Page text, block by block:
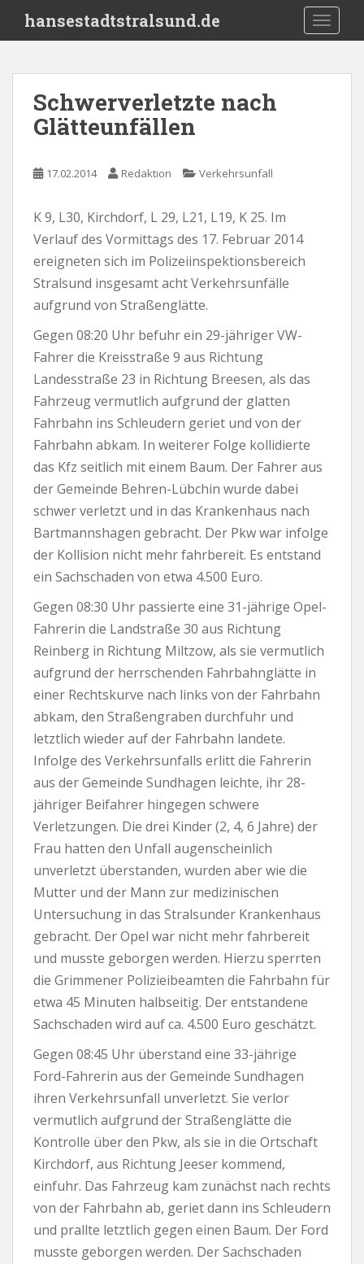
i
hansestadtstralsund.de
Schwerverletzte nach
Glätteunfällen
17.02.2014 Redaktion Verkehrsunfall
K 9, L30, Kirchdorf, L 29, L21, L19, K 25. Im
Verlauf des Vormittags des 17. Februar 2014
ereigneten sich im Polizeiinspektionsbereich
Stralsund insgesamt acht Verkehrsunfälle
aufgrund von Straßenglätte.
Gegen 08:20 Uhr befuhr ein 29-jähriger VW-
Fahrer die Kreisstraße 9 aus Richtung
Landesstraße 23 in Richtung Breesen, als das
Fahrzeug vermutlich aufgrund der glatten
Fahrbahn ins Schleudern geriet und von der
Fahrbahn abkam. In weiterer Folge kollidierte
das Kfz seitlich mit einem Baum. Der Fahrer aus
der Gemeinde Behren-Lübchin wurde dabei
schwer verletzt und in das Krankenhaus nach
Bartmannshagen gebracht. Der Pkw war infolge
der Kollision nicht mehr fahrbereit. Es entstand
ein Sachschaden von etwa 4.500 Euro.
Gegen 08:30 Uhr passierte eine 31-jährige Opel-
Fahrerin die Landstraße 30 aus Richtung
Reinberg in Richtung Miltzow, als sie vermutlich
aufgrund der herrschenden Fahrbahnglätte in
einer Rechtskurve nach links von der Fahrbahn
abkam, den Straßengraben durchfuhr und
letztlich wieder auf der Fahrbahn landete.
Infolge des Verkehrsunfalls erlitt die Fahrerin
aus der Gemeinde Sundhagen leichte, ihr 28-
jähriger Beifahrer hingegen schwere
Verletzungen. Die drei Kinder (2, 4, 6 Jahre) der
Frau hatten den Unfall augenscheinlich
unverletzt überstanden, wurden aber wie die
Mutter und der Mann zur medizinischen
Untersuchung in das Stralsunder Krankenhaus
gebracht. Der Opel war nicht mehr fahrbereit
und musste geborgen werden. Hierzu sperrten
die Grimmener Polizieibeamten die Fahrbahn für
etwa 45 Minuten halbseitig. Der entstandene
Sachschaden wird auf ca. 4.500 Euro geschätzt.
Gegen 08:45 Uhr überstand eine 33-jährige
Ford-Fahrerin aus der Gemeinde Sundhagen
ihren Verkehrsunfall unverletzt. Sie verlor
vermutlich aufgrund der Straßenglätte die
Kontrolle über den Pkw, als sie in die Ortschaft
Kirchdorf, aus Richtung Jeeser kommend,
einfuhr. Das Fahrzeug kam zunächst nach rechts
von der Fahrbahn ab, geriet dann ins Schleudern
und prallte letztlich gegen einen Baum. Der Ford
musste geborgen werden. Der Sachschaden